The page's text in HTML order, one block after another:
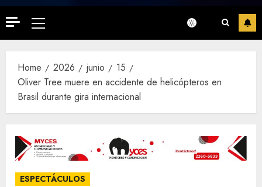
Primary
Menu
Home 2026 junio
15
Oliver Tree muere en accidente de helicópteros en
Brasil durante gira internacional
ESPECTÁCULOS